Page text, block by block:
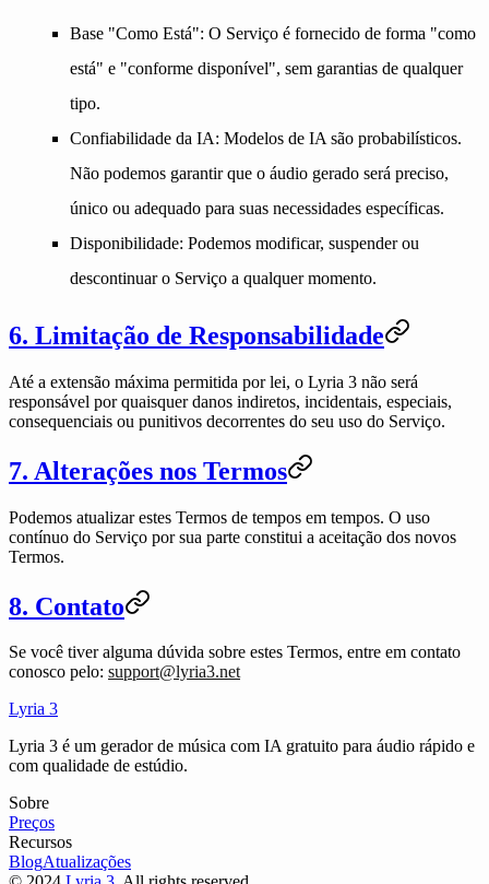
Base "Como Está": O Serviço é fornecido de forma "como
está" e "conforme disponível", sem garantias de qualquer
tipo.
Confiabilidade da IA: Modelos de IA são probabilísticos.
Não podemos garantir que o áudio gerado será preciso,
único ou adequado para suas necessidades específicas.
Disponibilidade: Podemos modificar, suspender ou
descontinuar o Serviço a qualquer momento.
6. Limitação de Responsabilidade
Até a extensão máxima permitida por lei, o Lyria 3 não será
responsável por quaisquer danos indiretos, incidentais, especiais,
consequenciais ou punitivos decorrentes do seu uso do Serviço.
7. Alterações nos Termos
Podemos atualizar estes Termos de tempos em tempos. O uso
contínuo do Serviço por sua parte constitui a aceitação dos novos
Termos.
8. Contato
Se você tiver alguma dúvida sobre estes Termos, entre em contato
conosco pelo: support@lyria3.net
Lyria 3
Lyria 3 é um gerador de música com IA gratuito para áudio rápido e
com qualidade de estúdio.
Sobre
Preços
Recursos
BlogAtualizações